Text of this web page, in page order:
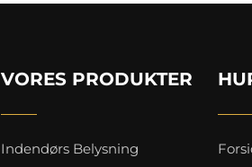
VORES PRODUKTER
Indendørs Belysning